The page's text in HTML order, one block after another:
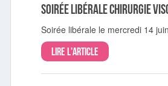
Soirée libérale chirurgie
Soirée libérale le mercredi 14
Lire l'article